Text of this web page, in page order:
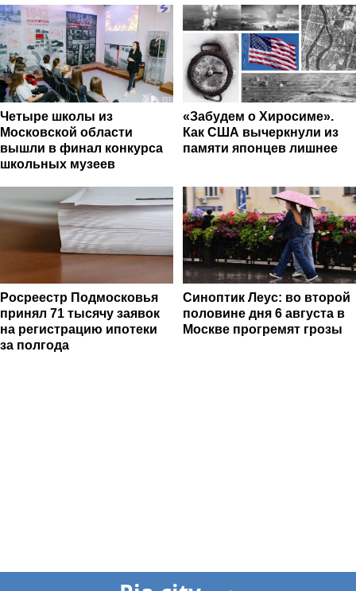
Четыре школы из
Московской области
вышли в финал конкурса
школьных музеев
«Забудем о Хиросиме».
Как США вычеркнули из
памяти японцев лишнее
Росреестр Подмосковья
принял 71 тысячу заявок
на регистрацию ипотеки
за полгода
Синоптик Леус: во второй
половине дня 6 августа в
Москве прогремят грозы